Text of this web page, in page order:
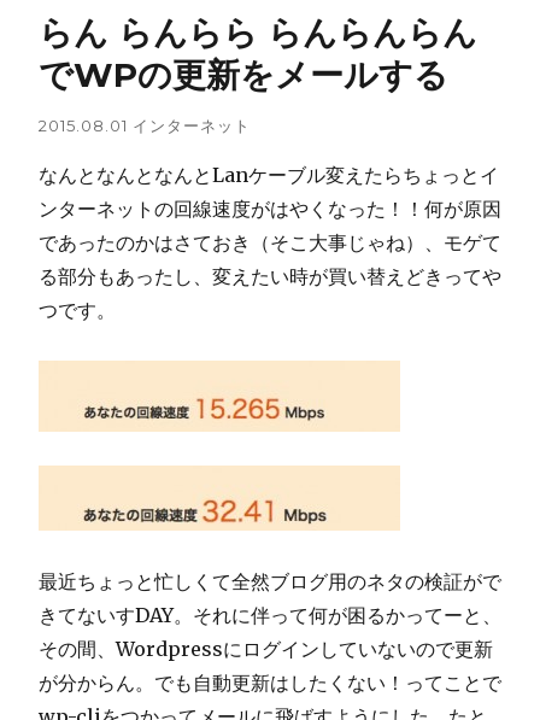
らん らんらら らんらんらん
でWPの更新をメールする
2015.08.01 インターネット
なんとなんとなんとLanケーブル変えたらちょっとイ
ンターネットの回線速度がはやくなった！！何が原因
であったのかはさておき（そこ大事じゃね）、モゲて
る部分もあったし、変えたい時が買い替えどきってや
つです。
最近ちょっと忙しくて全然ブログ用のネタの検証がで
きてないすDAY。それに伴って何が困るかってーと、
その間、Wordpressにログインしていないので更新
が分からん。でも自動更新はしたくない！ってことで